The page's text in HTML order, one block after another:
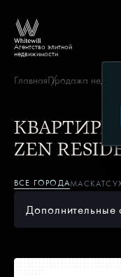
Агентство элитной
недвижимости
ГлавнаяПродажа
ZEN
ВСЕ ГОРОДАМАСКАТ
Дополнительные